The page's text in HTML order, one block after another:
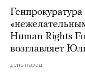
Human Rights
возглавляет
день назад